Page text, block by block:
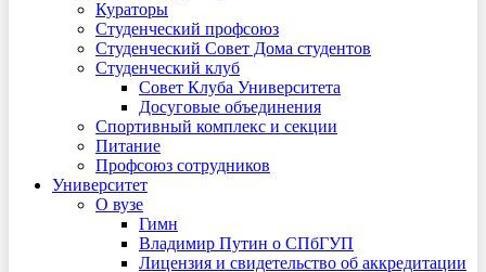
Кураторы
Студенческий профсоюз
Студенческий Совет Дома студентов
Студенческий клуб
Совет Клуба Университета
Досуговые объединения
Спортивный комплекс и секции
Питание
Профсоюз сотрудников
Университет
О вузе
Гимн
Владимир Путин о СПбГУП
Лицензия и свидетельство об аккредитации